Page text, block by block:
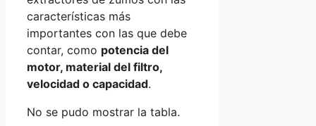
características más
importantes con las que debe
contar, como potencia del
motor, material del filtro,
velocidad o capacidad.
No se pudo mostrar la tabla.